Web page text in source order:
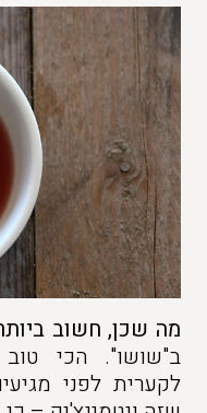
מה שכן, חשוב
ב"שושו". הכי
לקערית לפני